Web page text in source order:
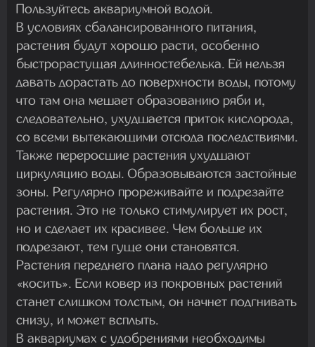
Пользуйтесь аквариумной водой.
В условиях сбалансированного питания,
растения будут хорошо расти, особенно
быстрорастущая длинностебелька. Ей нельзя
давать дорастать до поверхности воды, потому
что там она мешает образованию ряби и,
следовательно, ухудшается приток кислорода,
со всеми вытекающими отсюда последствиями.
Также переросшие растения ухудшают
циркуляцию воды. Образовываются застойные
зоны. Регулярно прореживайте и подрезайте
растения. Это не только стимулирует их рост,
но и сделает их красивее. Чем больше их
подрезают, тем гуще они становятся.
Растения переднего плана надо регулярно
«косить». Если ковер из покровных растений
станет слишком толстым, он начнет подгнивать
снизу, и может всплыть.
В аквариумах с удобрениями необходимы